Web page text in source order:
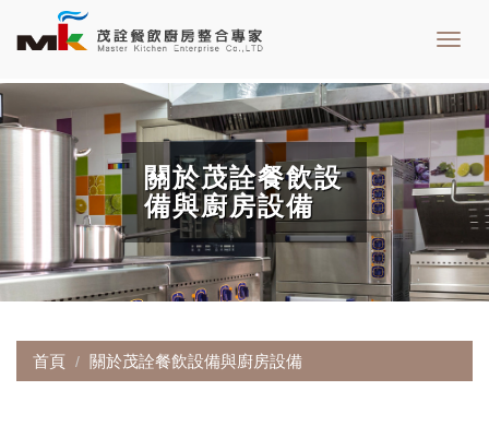
關於茂詮餐飲設
備與廚房設備
首頁 關於茂詮餐飲設備與廚房設備